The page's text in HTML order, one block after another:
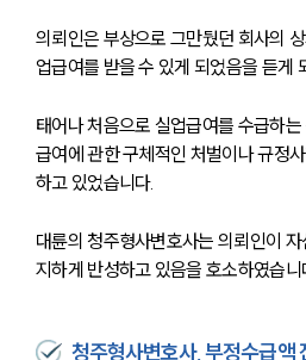
의뢰인은 부상으로 그만뒀던 회사의
업급여를 받을 수 있게 되었음을 듣게
태어나 처음으로 실업급여를 수급하
급여에 관한 구체적인 처벌이나 규정
하고 있었습니다.
대륜의 청주형사변호사는 의뢰인이
지하게 반성하고 있음을 호소하였습니
청주형사변호사, 부정수급액